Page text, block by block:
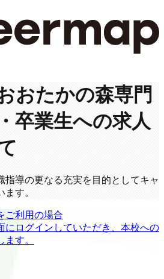
おたかの森専門
卒業生への求人
指導の更なる充実を目的としてキャ
す。
ご利用の場合
にログインしていただき、本校への
す。